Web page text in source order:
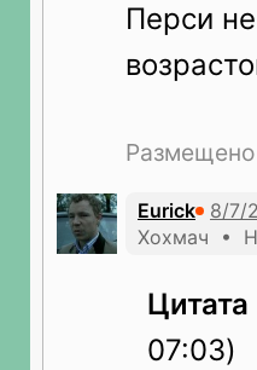
Перси
Eurick
Хохмач •
Цитата
07:03)